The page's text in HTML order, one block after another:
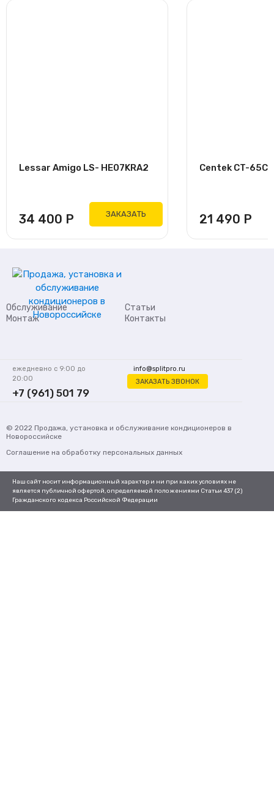
Lessar Amigo LS- HE07KRA2
34 400 Р ЗАКАЗАТЬ
Centek CT-
21 490 Р
Обслуживание
Монтаж
Статьи
Контакты
info@splitpro.ru
ЗАКАЗАТЬ ЗВОНОК
ежедневно с 9:00 до
20:00
+7 (961) 501 79
© 2022 Продажа, установка и обслуживание кондиционеров в
Новороссийске
Соглашение на обработку персональных данных
Наш сайт носит информационный характер и ни при каких условиях не
является публичной офертой, определяемой положениями Статьи 437 (2)
Гражданского кодекса Российской Федерации